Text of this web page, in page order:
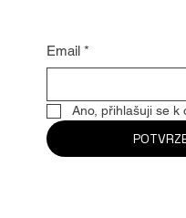
Email *
Ano, přihlašuji se k